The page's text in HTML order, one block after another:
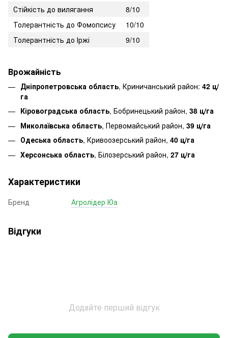
Стійкість до вилягання
8/10
Толерантність до Фомопсису
10/10
Толерантність до Іржі
9/10
Врожайність
Дніпропетровська область, Криничанський район: 42 ц/
га
Кіровоградська область, Бобринецький район, 38 ц/га
Миколаївська область, Первомайський район, 39 ц/га
Одеська область, Кривоозерський район, 40 ц/га
Херсонська область, Білозерський район, 27 ц/га
Характеристики
Бренд Агролідер Юа
Відгуки
Додайте перший відгук